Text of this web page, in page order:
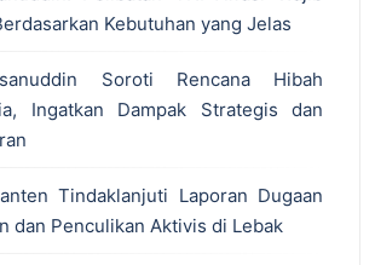
Kebutuhan yang Jelas
Soroti Rencana Hibah
Ingatkan Dampak Strategis dan
Tindaklanjuti Laporan Dugaan
dan Penculikan Aktivis di Lebak